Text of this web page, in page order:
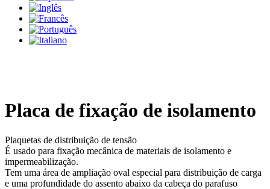
Placa de fixação de isolamento
Plaquetas de distribuição de tensão
É usado para fixação mecânica de materiais de isolamento e
impermeabilização.
Tem uma área de ampliação oval especial para distribuição de carga
e uma profundidade do assento abaixo da cabeça do parafuso